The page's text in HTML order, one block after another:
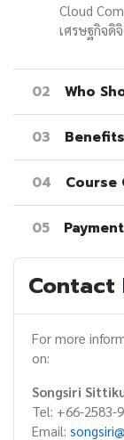
Cloud
เศรษฐกิจดิ
02 Who
03
04 Course
05
Contact
For more
on:
Songsiri
Tel: +66-2583-
Email: